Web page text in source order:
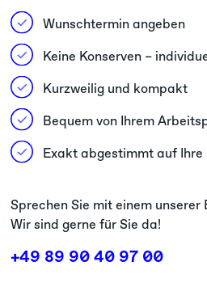
Wunschtermin angeben
Keine Konserven –
Kurzweilig und kompakt
Bequem von Ihrem
Exakt abgestimmt auf Ihre
Sprechen Sie mit einem unserer
Wir sind gerne für Sie da!
+49 89 90 40 97 00